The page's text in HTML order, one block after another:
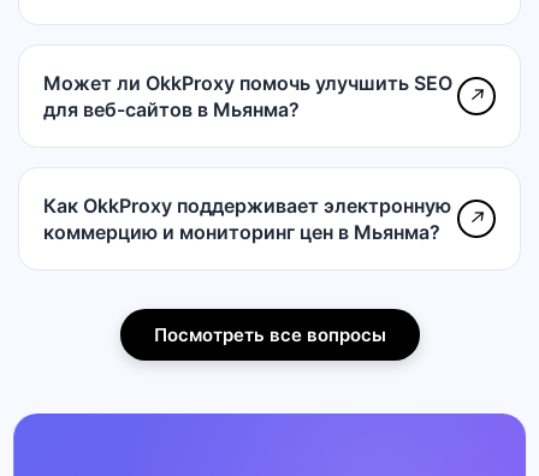
Может ли OkkProxy помочь улучшить SEO
для веб-сайтов в Мьянма?
↗
Как OkkProxy поддерживает электронную
коммерцию и мониторинг цен в Мьянма?
↗
Посмотреть все вопросы